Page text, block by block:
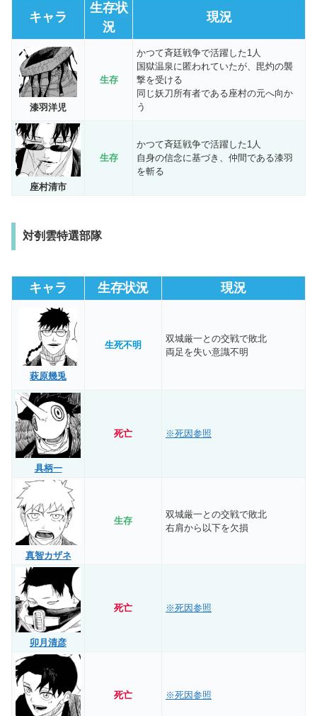
キャラ
生存状
況
現況
漆羽洋児
生存
かつて斉廷戦争で活躍した1人
国獄温泉に匿われていたが、毘灼の襲
撃を受ける
同じ妖刀所有者である座村の元へ向か
う
座村清市
生存
かつて斉廷戦争で活躍した1人
自身の信念に基づき、仲間である漆羽
を斬る
対刳雲特選部隊
キャラ 生存状況 現況
萩原幾兎
生死不明
双城厳一との交戦で敗北
両足を失い意識不明
具柄一
死亡 ※死因参照
真智カザネ
生存
双城厳一との交戦で敗北
右肩から以下を欠損
卯月清彦
死亡 ※死因参照
死亡 ※死因参照